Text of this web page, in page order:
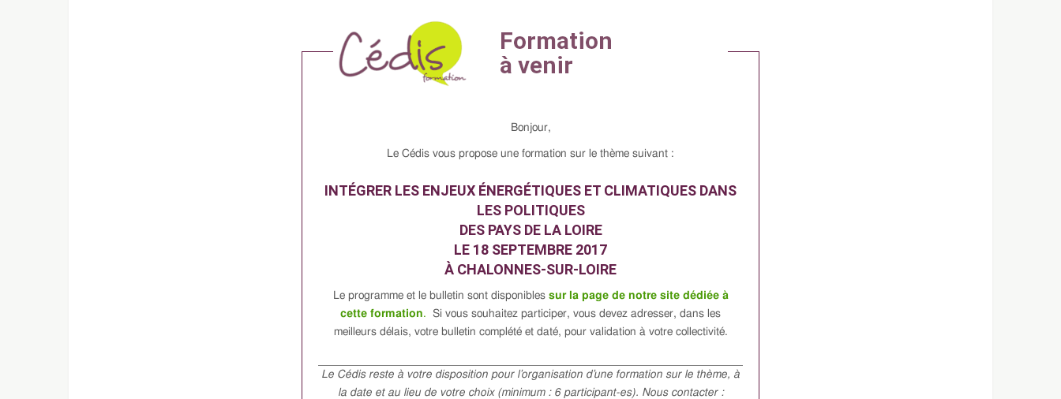
Bonjour,
Le Cédis vous propose une formation sur le thème suivant :
INTÉGRER LES ENJEUX ÉNERGÉTIQUES ET CLIMATIQUES DANS
LES POLITIQUES
DES PAYS DE LA LOIRE
LE 18 SEPTEMBRE 2017
À CHALONNES-SUR-LOIRE
Le programme et le bulletin sont disponibles sur la page de notre site dédiée à
cette formation.
Si vous souhaitez participer, vous devez adresser, dans les
meilleurs délais, votre bulletin complété et daté, pour validation à votre collectivité.
Le Cédis reste à votre disposition pour l’organisation d’une formation sur le thème, à
la date et au lieu de votre choix (minimum : 6 participant-es). Nous contacter :